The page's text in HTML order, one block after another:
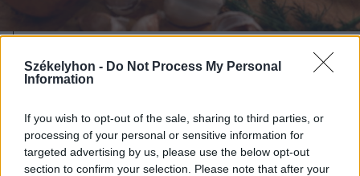
Székelyhon - Do Not Process My Personal
Information
If you wish to opt-out of the sale, sharing to third parties, or
processing of your personal or sensitive information for
targeted advertising by us, please use the below opt-out
section to confirm your selection. Please note that after your
2026. július 29., szerda
Kovászosuborka-leves – videó